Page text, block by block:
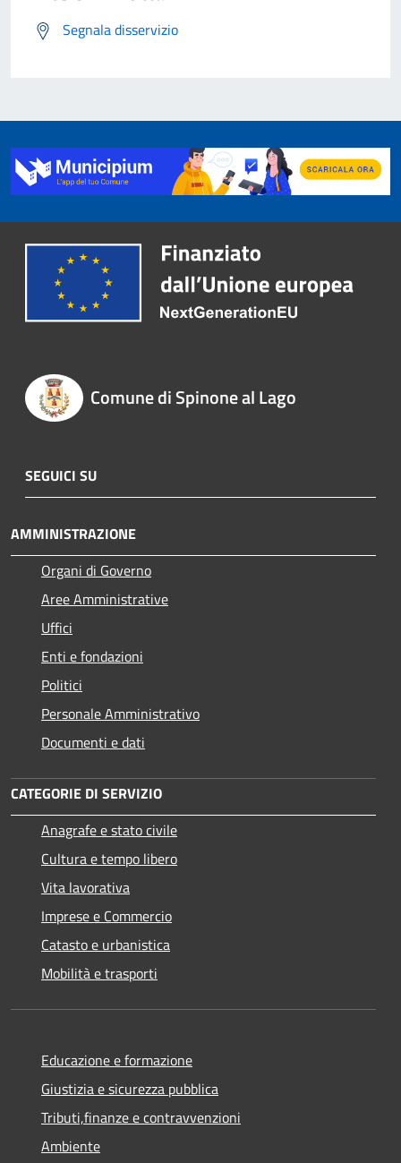
Segnala disservizio
Comune di Spinone al Lago
SEGUICI SU
AMMINISTRAZIONE
Organi di Governo
Aree Amministrative
Uffici
Enti e fondazioni
Politici
Personale Amministrativo
Documenti e dati
CATEGORIE DI SERVIZIO
Anagrafe e stato civile
Cultura e tempo libero
Vita lavorativa
Imprese e Commercio
Catasto e urbanistica
Mobilità e trasporti
Educazione e formazione
Giustizia e sicurezza pubblica
Tributi,finanze e contravvenzioni
Ambiente